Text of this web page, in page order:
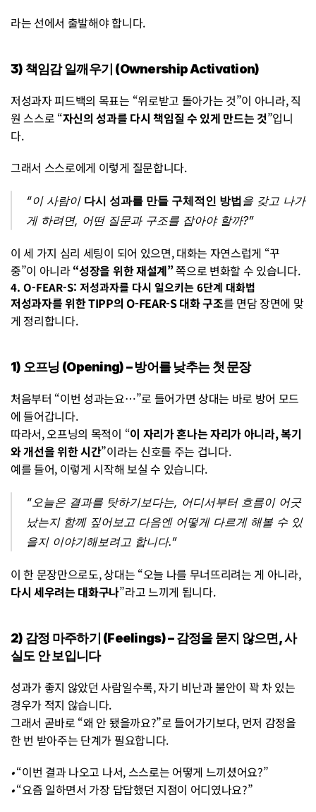
라는 선에서 출발해야 합니다.
3) 책임감 일깨우기 (Ownership Activation)
저성과자 피드백의 목표는 “위로받고 돌아가는 것”이 아니라, 직
원 스스로 “자신의 성과를 다시 책임질 수 있게 만드는 것”입니
다.
그래서 스스로에게 이렇게 질문합니다.
“이 사람이 다시 성과를 만들 구체적인 방법 을 갖고 나가
게 하려면, 어떤 질문과 구조를 잡아야 할까?”
이 세 가지 심리 세팅이 되어 있으면, 대화는 자연스럽게 “꾸
중”이 아니라 “성장을 위한 재설계” 쪽으로 변화할 수 있습니다.
4. O-FEAR-S: 저성과자를 다시 일으키는 6단계 대화법
저성과자를 위한 TIPP의 O-FEAR-S 대화 구조를 면담 장면에 맞
게 정리합니다.
1) 오프닝 (Opening) – 방어를 낮추는 첫 문장
처음부터 “이번 성과는요…”로 들어가면 상대는 바로 방어 모드
에 들어갑니다.
따라서, 오프닝의 목적이 “이 자리가 혼나는 자리가 아니라, 복기
와 개선을 위한 시간”이라는 신호를 주는 겁니다.
예를 들어, 이렇게 시작해 보실 수 있습니다.
“오늘은 결과를 탓하기보다는, 어디서부터 흐름이 어긋
났는지 함께 짚어보고 다음엔 어떻게 다르게 해볼 수 있
을지 이야기해보려고 합니다.”
이 한 문장만으로도, 상대는 “오늘 나를 무너뜨리려는 게 아니라,
다시 세우려는 대화구나”라고 느끼게 됩니다.
2) 감정 마주하기 (Feelings) – 감정을 묻지 않으면, 사
실도 안 보입니다
성과가 좋지 않았던 사람일수록, 자기 비난과 불안이 꽉 차 있는
경우가 적지 않습니다.
그래서 곧바로 “왜 안 됐을까요?”로 들어가기보다, 먼저 감정을
한 번 받아주는 단계가 필요합니다.
• “이번 결과 나오고 나서, 스스로는 어떻게 느끼셨어요?”
• “요즘 일하면서 가장 답답했던 지점이 어디였나요?”